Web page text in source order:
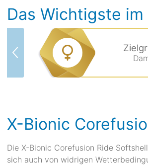
Das Wichtigste
X-Bionic
Die X-Bionic Corefusion Ride
sich auch von widrigen